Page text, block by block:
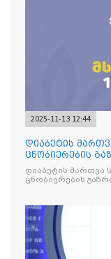
2025-11-13 12:44
დიაბეტის
ცნობიერების
გაუმჯობესების
დიაბეტის მართვა
ცნობიერების